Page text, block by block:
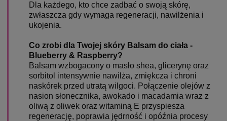
Dla każdego, kto chce zadbać o swoją skórę,
zwłaszcza gdy wymaga regeneracji, nawilżenia i
ukojenia.
Co zrobi dla Twojej skóry Balsam do ciała -
Blueberry & Raspberry?
Balsam wzbogacony o masło shea, glicerynę oraz
sorbitol intensywnie nawilża, zmiękcza i chroni
naskórek przed utratą wilgoci. Połączenie olejów z
nasion słonecznika, awokado i macadamia wraz z
oliwą z oliwek oraz witaminą E przyspiesza
regenerację, poprawia jędrność i opóźnia procesy